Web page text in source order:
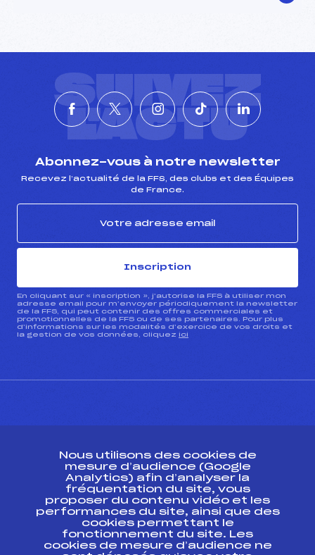
SUIVEZ
L'ACTU
Abonnez-vous à notre newsletter
Recevez l’actualité de la FFS, des clubs et des Équipes
de France.
Inscription
En cliquant sur « inscription », j’autorise la FFS à utiliser mon
adresse email pour m’envoyer périodiquement la newsletter
de la FFS, qui peut contenir des offres commerciales et
promotionnelles de la FFS ou de ses partenaires. Pour plus
d’informations sur les modalités d’exercice de vos droits et
la gestion de vos données, cliquez ici
Ressources
Pass’Neige
Projet sportif fédéral
Projet de performance fédéral
Nous utilisons des cookies de
mesure d’audience (Google
Analytics) afin d’analyser la
fréquentation du site, vous
proposer du contenu vidéo et les
performances du site, ainsi que des
cookies permettant le
fonctionnement du site. Les
cookies de mesure d’audience ne